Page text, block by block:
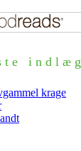
indlæg
krage